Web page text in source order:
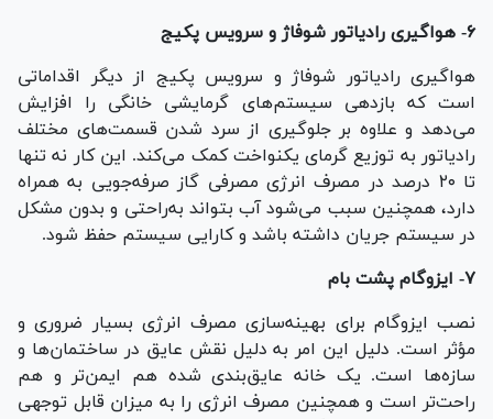
۶- هواگیری رادیاتور شوفاژ و سرویس پکیج
هواگیری رادیاتور شوفاژ و سرویس پکیج از دیگر اقداماتی
است که بازدهی سیستم‌های گرمایشی خانگی را افزایش
می‌دهد و علاوه بر جلوگیری از سرد شدن قسمت‌های مختلف
رادیاتور به توزیع گرمای یکنواخت کمک می‌کند. این کار نه تنها
تا ۲۰ درصد در مصرف انرژی مصرفی گاز صرفه‌جویی به همراه
دارد، همچنین سبب می‌شود آب بتواند به‌راحتی و بدون مشکل
در سیستم جریان داشته باشد و کارایی سیستم حفظ شود.
۷- ایزوگام پشت بام
نصب ایزوگام برای بهینه‌سازی مصرف انرژی بسیار ضروری و
مؤثر است. دلیل این امر به دلیل نقش عایق در ساختمان‌ها و
سازه‌ها است. یک خانه عایق‌بندی شده هم ایمن‌تر و هم
راحت‌تر است و همچنین مصرف انرژی را به میزان قابل توجهی